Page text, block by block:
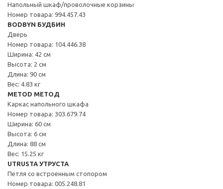
Напольный шкаф/проволочные корзины
Номер товара: 994.457.43
BODBYN БУДБИН
Дверь
Номер товара: 104.446.38
Ширина: 42 см
Высота: 2 см
Длина: 90 см
Вес: 4.83 кг
METOD МЕТОД
Каркас напольного шкафа
Номер товара: 303.679.74
Ширина: 60 см
Высота: 6 см
Длина: 88 см
Вес: 15.25 кг
UTRUSTA УТРУСТА
Петля со встроенным стопором
Номер товара: 005.248.81